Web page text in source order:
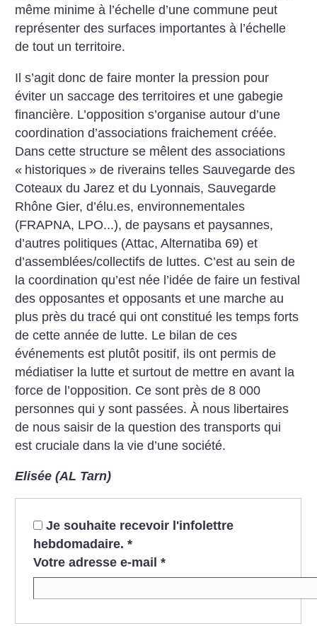
même minime à l’échelle d’une commune peut
représenter des surfaces importantes à l’échelle
de tout un territoire.
Il s’agit donc de faire monter la pression pour
éviter un saccage des territoires et une gabegie
financière. L’opposition s’organise autour d’une
coordination d’associations fraichement créée.
Dans cette structure se mêlent des associations
« historiques » de riverains telles Sauvegarde des
Coteaux du Jarez et du Lyonnais, Sauvegarde
Rhône Gier, d’élu.es, environnementales
(FRAPNA, LPO...), de paysans et paysannes,
d’autres politiques (Attac, Alternatiba 69) et
d’assemblées/collectifs de luttes. C’est au sein de
la coordination qu’est née l’idée de faire un festival
des opposantes et opposants et une marche au
plus près du tracé qui ont constitué les temps forts
de cette année de lutte. Le bilan de ces
événements est plutôt positif, ils ont permis de
médiatiser la lutte et surtout de mettre en avant la
force de l’opposition. Ce sont près de 8 000
personnes qui y sont passées. À nous libertaires
de nous saisir de la question des transports qui
est cruciale dans la vie d’une société.
Elisée (AL Tarn)
Je souhaite recevoir l'infolettre
hebdomadaire. *
Votre adresse e-mail *